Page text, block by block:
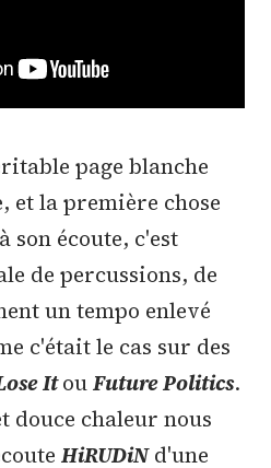
page blanche
et la première chose
son écoute, c'est
de percussions, de
un tempo enlevé
c'était le cas sur des
ItouFuture Politics.
douce chaleur nous
HiRUDiNd'une